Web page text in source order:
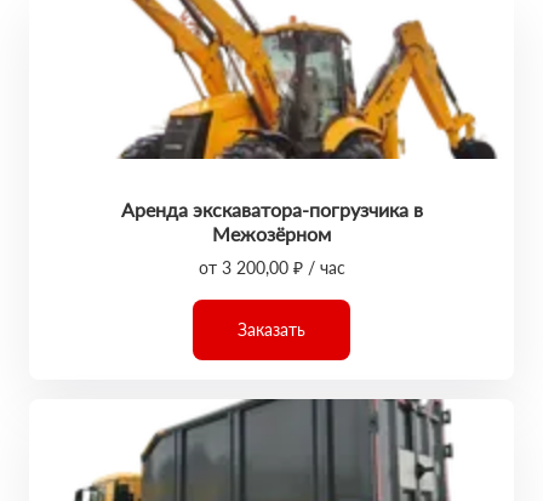
Аренда экскаватора-погрузчика в
Межозёрном
от 3 200,00 ₽ / час
Заказать